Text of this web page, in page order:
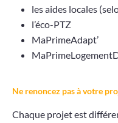
les aides locales
l’éco-PTZ
MaPrimeAdapt’
Ne renoncez pas à votre
Chaque projet est